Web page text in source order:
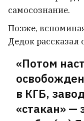
самосознание.
Позже,
Дедок рассказал
«Потом
в КГБ,
«стакан» —
отказала
такую погоду?
Инфантино
остался